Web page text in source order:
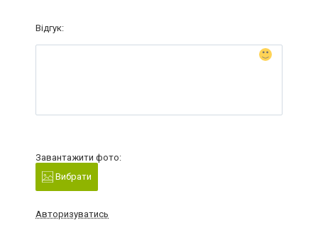
Відгук:
Завантажити фото:
Вибрати
Авторизуватись